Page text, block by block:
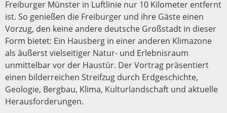
Freiburger Münster in Luftlinie nur 10 Kilometer entfernt
ist. So genießen die Freiburger und ihre Gäste einen
Vorzug, den keine andere deutsche Großstadt in dieser
Form bietet: Ein Hausberg in einer anderen Klimazone
als äußerst vielseitiger Natur- und Erlebnisraum
unmittelbar vor der Haustür. Der Vortrag präsentiert
einen bilderreichen Streifzug durch Erdgeschichte,
Geologie, Bergbau, Klima, Kulturlandschaft und aktuelle
Herausforderungen.